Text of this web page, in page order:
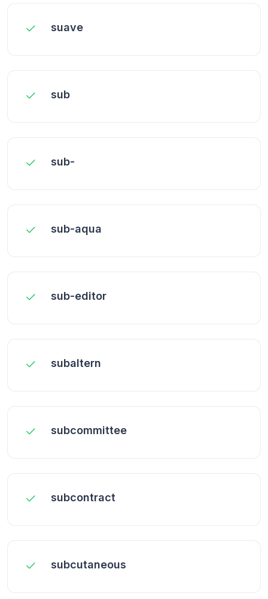
suave
sub
sub-
sub-aqua
sub-editor
subaltern
subcommittee
subcontract
subcutaneous